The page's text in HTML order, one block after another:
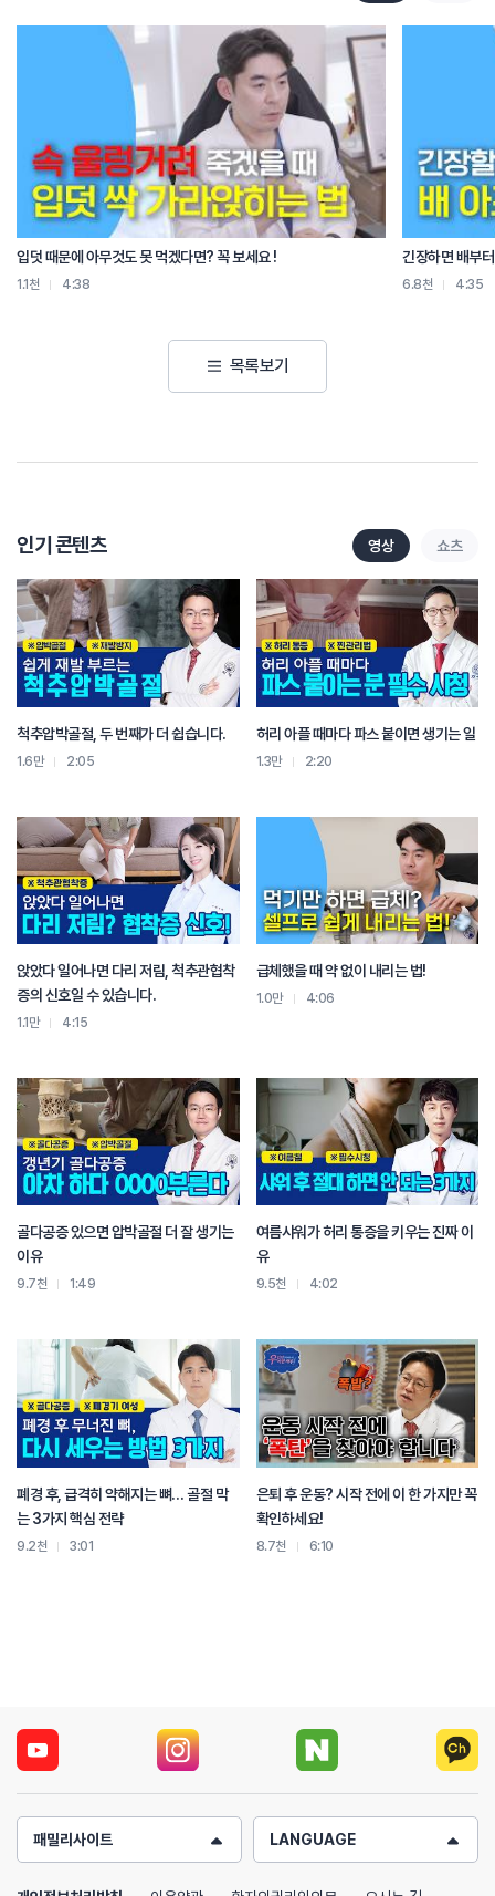
건강과 체력을 위해서는 도대체 언제 운동하는게 가장 좋을까요?
아, 이거는 진짜 저도 굉장히 많이 고민하고
수많은 변화와 시행 착오를 거쳐 본 겁니다.
저도 아침에도 운동을 해보고 퇴근하고 저녁 운동도 해보고 그랬는데
아침에 할지 저녁에 할지를 결정하는 데에
두 가지를 고려하면 될 거 같아요. 두 가지.
그중에 첫 번째는 무엇을 위해 운동을 하는가? 주로
어, 무엇을 위해 운동을 하는 거야.
자, 아침은 우리가 거의 공복이잖아.
응. 응. 뇌 손에 아무것도 없어.
그 상태로 운동을 하게 되면 에너지를 써야 되니까
오씨 손에 아무것도 쥐여주지 않고 운동을 해.
주머니를 꺼낼 수밖에 없어.
그리고 특히 늦잠 자고 아침에 좀 잘 안 깨고
하루를 잘 깨우고 싶은 사람은 아침에 운동하면 돼.
이제 우리 근육이나 이런 것들에 혈액이 충분히 가 있지 않은 상태이기 때문에
스트레칭이 다 안 되 있는 상태지.
대사도 많이 안 올라와 있고.
그러니까 쉽게 다칠수가 있어.
허리도 수평으로 누워 있다가 방금 막 중력을 맞이한 상태인데
들거나 뛰거나 하게 되면
허리를 다치는 경우도 많고
아침 운동하다가 보통 부상이 많이 생기거든.
저녁 운동은 하루 동안 살았으니까 몸이 많이 이제 워밍업이 돼 있는 상태니까
똑같은 근력 운동을 해도 무게를 더 많이 칠 수가 있어.
진짜로 실제로
아침에 뭐 30kg밖에 못 들었으면
저녁에 한 50kg 들어.
그렇지만 상대적으로 하루 동안 먹어 놓은 음식물이
아직 손에 포도당에 주어져 있기 때문에
그걸 다 쓰기 전까지는
그리고 이제 운동하고 자야 되잖아.
자려면은 부교감 신경이 활성화돼서 이렇게 자야 되는데
운동을 해 놓으면 이게 확 올라간 상태로 다운이 안 되게 되면
또 잠을 못 자요.
그러니까 저녁 운동을 하더라도 잠자기 한 두세 시간 전에는 운동을 완료를 해야
돼.
완료하고 좀 따뜻한 족욕을 한다든지
음악을 듣는 다든지 책을 읽는다든지 하면서
좀 릴렉스면서 잠자는게 좋지.
그래서 어떤 목적으로 운동을 하는가?
점심 시간에.
근데 왜냐면 이 사람도 아침에 너무 피곤하잖아요.
그죠?
근데 이분 저녁 약속 많다는 얘기는 없네.
난 저녁 약속이 많거든.
저녁에 운동 잘 못 하니까
이제 애매하게 점심 때 운동을 하는 거야.
이제 근데 아침 저녁 중에 고르라 그러면
그런 특성들을 잘 고려했으면 좋겠고
어, 내가 아침 운동이 더 오래 할 수 있는지,
저녁 운동을 더 꾸준히 할 수 있는지를 설정해서
음. 내가 볼 때는 아침 저녁 다 힘들어 운동은.
입덧 때문에 아무것도 못 먹겠다면? 꼭 보세요 !
1.1천 4:38
긴장하면 배부
6.8천 4:35
목록보기
인기 콘텐츠 영상 쇼츠
척추압박골절, 두 번째가 더 쉽습니다.
1.6만 2:05
허리 아플 때마다 파스 붙이면 생기는 일
1.3만 2:20
앉았다 일어나면 다리 저림, 척추관협착
증의 신호일 수 있습니다.
1.1만 4:15
급체했을 때 약 없이 내리는 법!
1.0만 4:06
골다공증 있으면 압박골절 더 잘 생기는
이유
9.7천 1:49
여름샤워가 허리 통증을 키우는 진짜 이
유
9.5천 4:02
폐경 후, 급격히 약해지는 뼈… 골절 막
는 3가지 핵심 전략
9.2천 3:01
은퇴 후 운동? 시작 전에 이 한 가지만 꼭
확인하세요!
8.7천 6:10
패밀리사이트 LANGUAGE